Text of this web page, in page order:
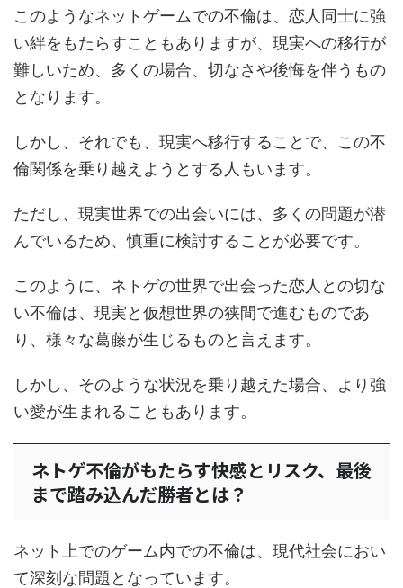
このようなネットゲームでの不倫は、恋人同士に強
い絆をもたらすこともありますが、現実への移行が
難しいため、多くの場合、切なさや後悔を伴うもの
となります。
しかし、それでも、現実へ移行することで、この不
倫関係を乗り越えようとする人もいます。
ただし、現実世界での出会いには、多くの問題が潜
んでいるため、慎重に検討することが必要です。
このように、ネトゲの世界で出会った恋人との切な
い不倫は、現実と仮想世界の狭間で進むものであ
り、様々な葛藤が生じるものと言えます。
しかし、そのような状況を乗り越えた場合、より強
い愛が生まれることもあります。
ネトゲ不倫がもたらす快感とリスク、最後
まで踏み込んだ勝者とは？
ネット上でのゲーム内での不倫は、現代社会におい
て深刻な問題となっています。